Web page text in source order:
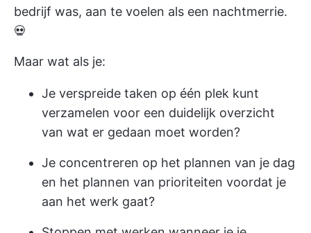
bedrijf was, aan te voelen als een nachtmerrie.
💀
Maar wat als je:
Je verspreide taken op één plek kunt
verzamelen voor een duidelijk overzicht
van wat er gedaan moet worden?
Je concentreren op het plannen van je dag
en het plannen van prioriteiten voordat je
aan het werk gaat?